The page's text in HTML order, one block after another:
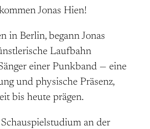
Jonas Hien!
in Berlin, begann Jonas
Laufbahn
einer Punkband — eine
und physische Präsenz,
bis heute prägen.
an der